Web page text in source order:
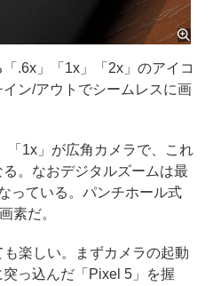
.6x」「1x」「2x」のアイコ
ン/アウトでシームレスに画
1x」が広角カメラで、これ
。なおデジタルズームは最
っている。パンチホール式
素だ。
楽しい。まずカメラの起動
っ込んだ「Pixel 5」を握